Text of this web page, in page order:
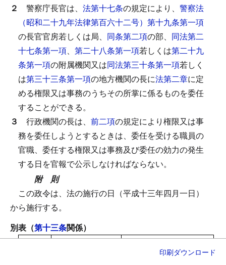
２ 警察庁長官は、 法第十七条の規定により、 警察法
（昭和二十九年法律第百六十二号）第十九条第一項
の長官官房若しくは局、 同条第二項の部、 同法第二
十七条第一項、 第二十八条第一項若しくは第二十九
条第一項の附属機関又は同法第三十条第一項若しく
は第三十三条第一項の地方機関の長に法第二章に定
める権限又は事務のうちその所掌に係るものを委任
することができる。
３ 行政機関の長は、 前二項の規定により権限又は事
務を委任しようとするときは、委任を受ける職員の
官職、委任する権限又は事務及び委任の効力の発生
する日を官報で公示しなければならない。
附 則
この政令は、法の施行の日（平成十三年四月一日）
から施行する。
別表（第十三条関係）
開示実施手数料の額
印刷ダウンロード